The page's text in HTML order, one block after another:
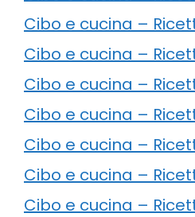
Cibo e cucina –
Cibo e cucina –
Cibo e cucina –
Cibo e cucina –
Cibo e cucina –
Cibo e cucina –
Cibo e cucina –